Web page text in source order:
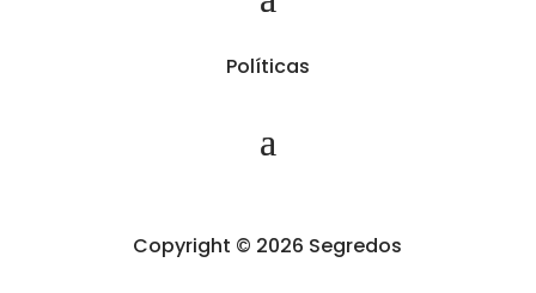
Políticas
Copyright © 2026 Segredos